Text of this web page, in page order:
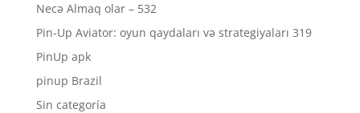
Necə Almaq olar – 532
Pin-Up Aviator: oyun qaydaları və strategiyaları 319
PinUp apk
pinup Brazil
Sin categoría